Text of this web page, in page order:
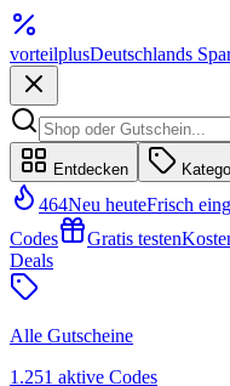
vorteilplusDeutschlands
Entdecken
464Neu heuteFrisch
Codes
Gratis testen
Deals
Alle Gutscheine
1.251 aktive Codes